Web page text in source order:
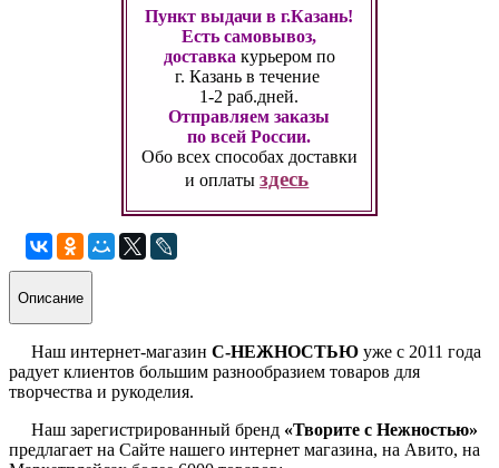
Пункт выдачи в г.Казань!
Есть самовывоз,
доставка курьером по
г. Казань в течение
1-2 раб.дней.
Отправляем заказы
по всей России.
Обо всех способах доставки
и оплатыздесь
Описание
Наш интернет-магазин С-НЕЖНОСТЬЮ уже с 2011 года
радует клиентов большим разнообразием товаров для
творчества и рукоделия.
Наш зарегистрированный бренд «Творите с Нежностью»
предлагает на Сайте нашего интернет магазина, на Авито, на